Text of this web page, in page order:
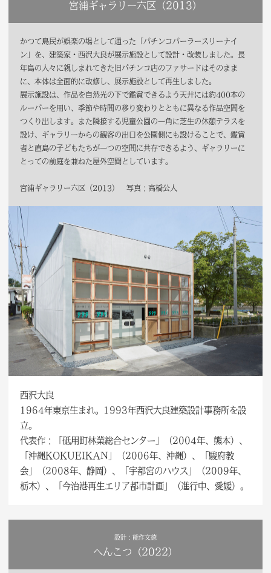
宮浦ギャラリー六区（2013）
かつて島民が娯楽の場として通った「パチンコパーラースリーナイ
ン」を、建築家・西沢大良が展示施設として設計・改装しました。長
年島の人々に親しまれてきた旧パチンコ店のファサードはそのまま
に、本体は全面的に改修し、展示施設として再生しました。
展示施設は、作品を自然光の下で鑑賞できるよう天井には約400本の
ルーバーを用い、季節や時間の移り変わりとともに異なる作品空間を
つくり出します。また隣接する児童公園の一角に芝生の休憩テラスを
設け、ギャラリーからの観客の出口を公園側にも設けることで、鑑賞
者と直島の子どもたちが一つの空間に共存できるよう、ギャラリーに
とっての前庭を兼ねた屋外空間としています。
宮浦ギャラリー六区（2013） 写真：高橋公人
西沢大良
1964年東京生まれ。1993年西沢大良建築設計事務所を設
立。
代表作：「砥用町林業総合センター」（2004年、熊本）、
「沖縄KOKUEIKAN」（2006年、沖縄）、「駿府教
会」（2008年、静岡）、「宇都宮のハウス」（2009年、
栃木）、「今治港再生エリア都市計画」（進行中、愛媛）。
設計：能作文徳
へんこつ（2022）